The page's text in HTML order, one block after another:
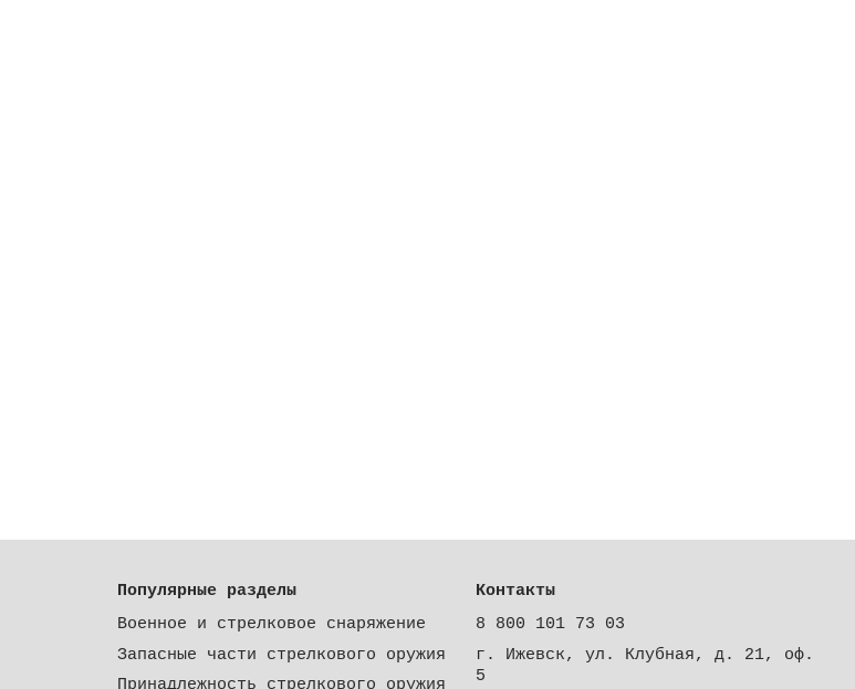
Популярные разделы
Военное и стрелковое снаряжение
Запасные части стрелкового оружия
Контакты
8 800 101 73 03
г. Ижевск, ул. Клубная, д. 21, оф.
5